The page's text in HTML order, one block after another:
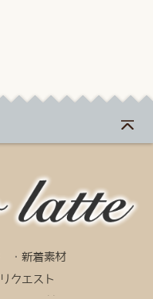
・ 新着素材
リクエスト